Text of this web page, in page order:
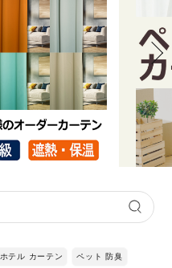
ホテル カーテン ペット 防臭